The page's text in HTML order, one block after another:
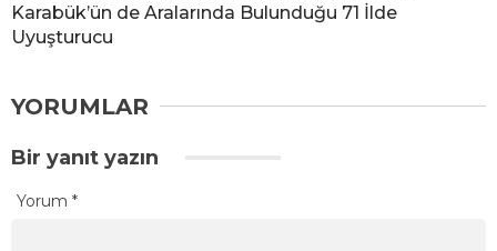
Karabük’ün de Aralarında Bulunduğu 71 İlde
Uyuşturucu
YORUMLAR
Bir yanıt yazın
Yorum *